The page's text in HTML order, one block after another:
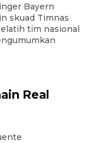
Bayern
skuad Timnas
tim nasional
Real
jalan